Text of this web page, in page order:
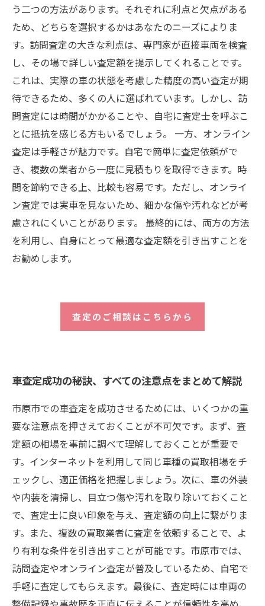
う二つの方法があります。それぞれに利点と欠点がある
ため、どちらを選択するかはあなたのニーズによりま
す。訪問査定の大きな利点は、専門家が直接車両を検査
し、その場で詳しい査定額を提示してくれることです。
これは、実際の車の状態を考慮した精度の高い査定が期
待できるため、多くの人に選ばれています。しかし、訪
問査定には時間がかかることや、自宅に査定士を呼ぶこ
とに抵抗を感じる方もいるでしょう。 一方、オンライン
査定は手軽さが魅力です。自宅で簡単に査定依頼がで
き、複数の業者から一度に見積もりを取得できます。時
間を節約できる上、比較も容易です。ただし、オンライ
ン査定では実車を見ないため、細かな傷や汚れなどが考
慮されにくいことがあります。 最終的には、両方の方法
を利用し、自身にとって最適な査定額を引き出すことを
お勧めします。
査定のご相談はこちらから
車査定成功の秘訣、すべての注意点をまとめて解説
市原市での車査定を成功させるためには、いくつかの重
要な注意点を押さえておくことが不可欠です。まず、査
定額の相場を事前に調べて理解しておくことが重要で
す。インターネットを利用して同じ車種の買取相場をチ
ェックし、適正価格を把握しましょう。次に、車の外装
や内装を清掃し、目立つ傷や汚れを取り除いておくこと
で、査定士に良い印象を与え、査定額の向上に繋がりま
す。また、複数の買取業者に査定を依頼することで、よ
り有利な条件を引き出すことが可能です。市原市では、
訪問査定やオンライン査定が普及しているため、自宅で
手軽に査定してもらえます。最後に、査定時には車両の